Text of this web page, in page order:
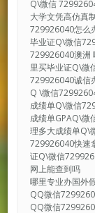
Q\微信
大学文凭高仿真
729926040怎么
毕业证Q\微信
729926040澳洲
里买毕业证Q\微
729926040诚信
Q \微信
成绩单Q\微信
成绩单GPAQ\
理多大成绩单Q\
729926040快速
证Q\微信
网上能查到吗
哪里专业办国外
QQ微信
QQ微信